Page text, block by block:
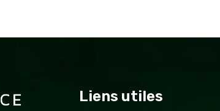
Liens utiles